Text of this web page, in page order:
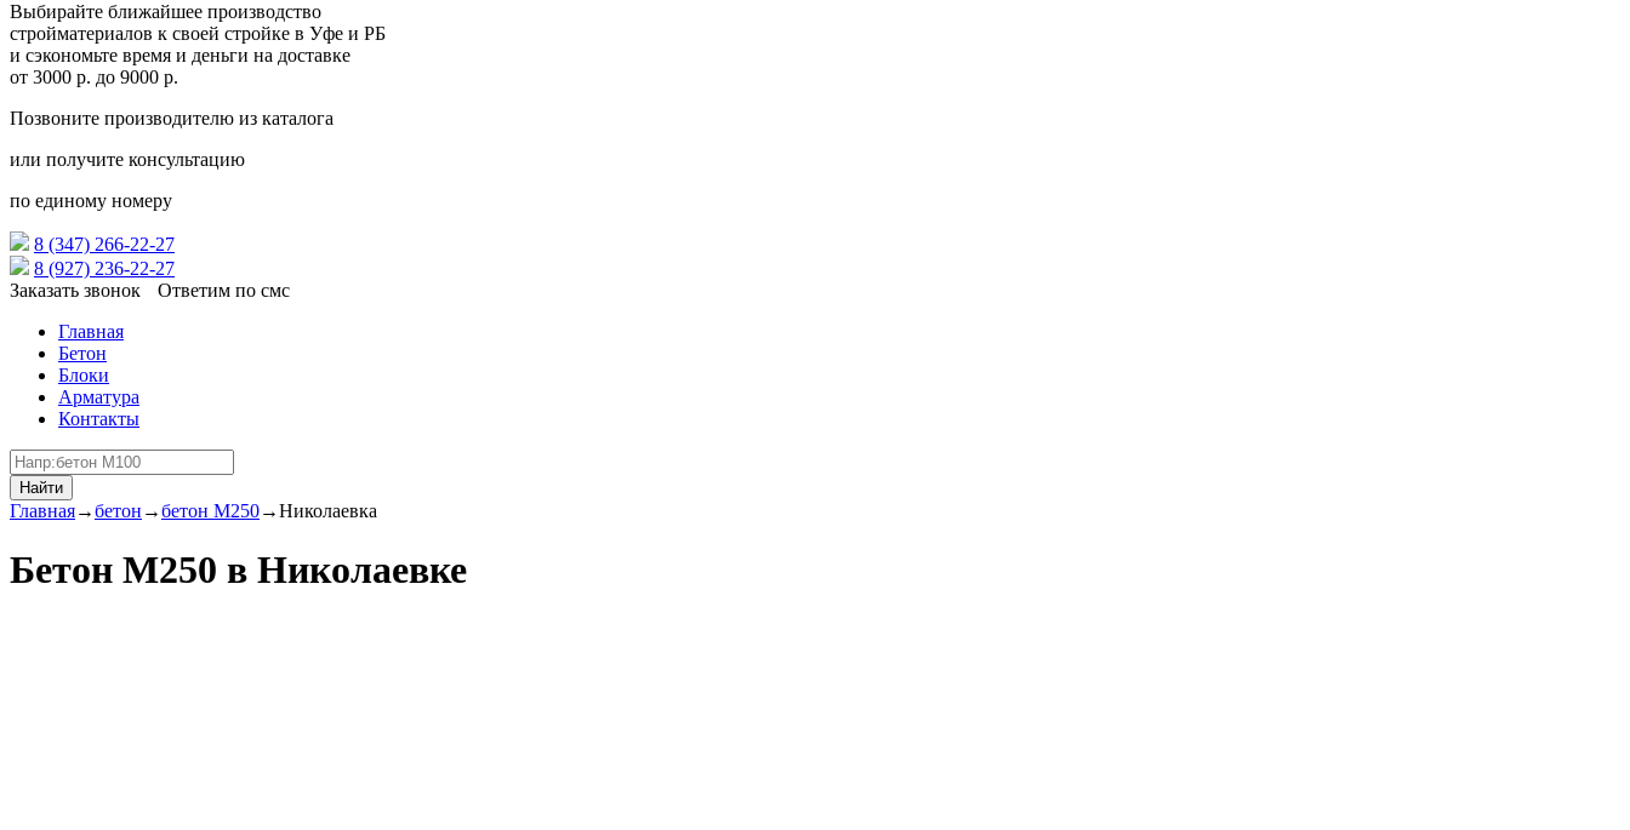
Выбирайте ближайшее производство
стройматериалов к своей стройке в Уфе и РБ
и сэкономьте время и деньги на доставке
от 3000 р. до 9000 р.
Позвоните производителю из каталога
или получите консультацию
по единому номеру
8 (347) 266‑22‑27
8 (927) 236‑22‑27
Заказать звонок
Ответим по смс
Главная
Бетон
Блоки
Арматура
Контакты
Найти
Главная→бетон →бетон М250→Николаевка
Бетон М250 в Николаевке